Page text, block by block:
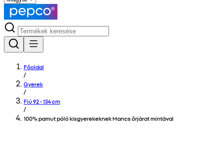
Főoldal
/
Gyerek
/
Fiú 92 - 134 cm
/
100% pamut póló kisgyerekeknek Mancs őrjárat mintával